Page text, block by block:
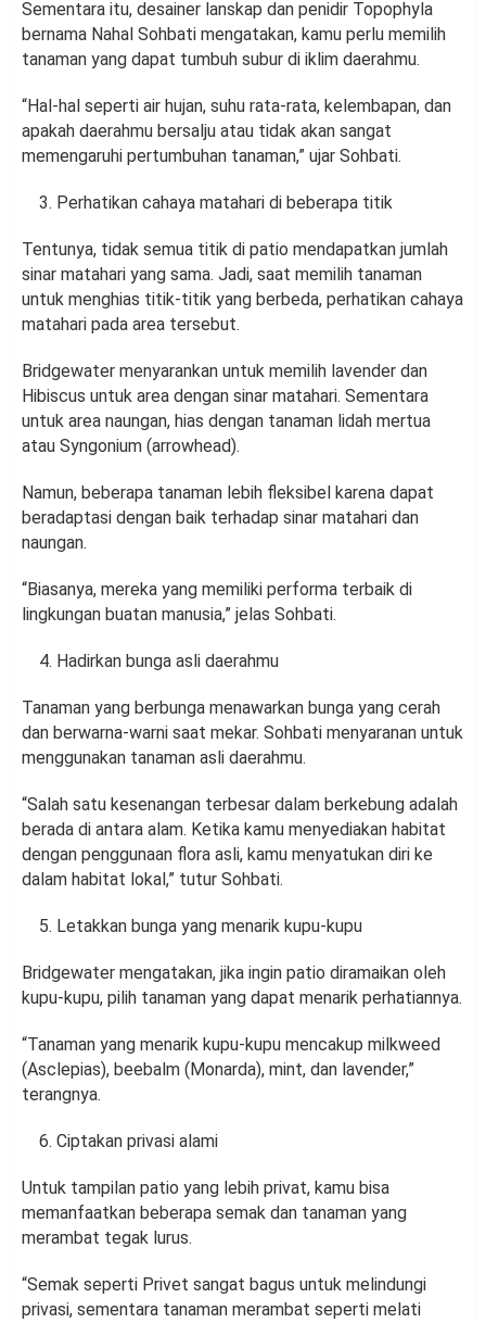
Sementara itu, desainer lanskap dan penidir Topophyla
bernama Nahal Sohbati mengatakan, kamu perlu memilih
tanaman yang dapat tumbuh subur di iklim daerahmu.
“Hal-hal seperti air hujan, suhu rata-rata, kelembapan, dan
apakah daerahmu bersalju atau tidak akan sangat
memengaruhi pertumbuhan tanaman,” ujar Sohbati.
Perhatikan cahaya matahari di beberapa titik
Tentunya, tidak semua titik di patio mendapatkan jumlah
sinar matahari yang sama. Jadi, saat memilih tanaman
untuk menghias titik-titik yang berbeda, perhatikan cahaya
matahari pada area tersebut.
Bridgewater menyarankan untuk memilih lavender dan
Hibiscus untuk area dengan sinar matahari. Sementara
untuk area naungan, hias dengan tanaman lidah mertua
atau Syngonium (arrowhead).
Namun, beberapa tanaman lebih fleksibel karena dapat
beradaptasi dengan baik terhadap sinar matahari dan
naungan.
“Biasanya, mereka yang memiliki performa terbaik di
lingkungan buatan manusia,” jelas Sohbati.
Hadirkan bunga asli daerahmu
Tanaman yang berbunga menawarkan bunga yang cerah
dan berwarna-warni saat mekar. Sohbati menyaranan untuk
menggunakan tanaman asli daerahmu.
“Salah satu kesenangan terbesar dalam berkebung adalah
berada di antara alam. Ketika kamu menyediakan habitat
dengan penggunaan flora asli, kamu menyatukan diri ke
dalam habitat lokal,” tutur Sohbati.
Letakkan bunga yang menarik kupu-kupu
Bridgewater mengatakan, jika ingin patio diramaikan oleh
kupu-kupu, pilih tanaman yang dapat menarik perhatiannya.
“Tanaman yang menarik kupu-kupu mencakup milkweed
(Asclepias), beebalm (Monarda), mint, dan lavender,”
terangnya.
Ciptakan privasi alami
Untuk tampilan patio yang lebih privat, kamu bisa
memanfaatkan beberapa semak dan tanaman yang
merambat tegak lurus.
“Semak seperti Privet sangat bagus untuk melindungi
privasi, sementara tanaman merambat seperti melati